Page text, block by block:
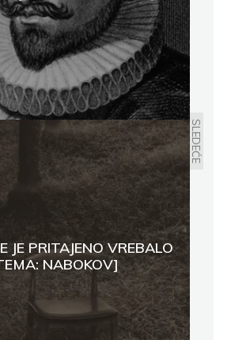
SLEDEĆE
JE PRITAJENO VREBALO
NABOKOV]